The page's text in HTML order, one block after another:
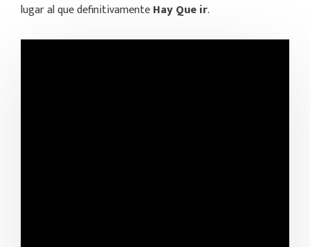
lugar al que definitivamenteHay Que ir.